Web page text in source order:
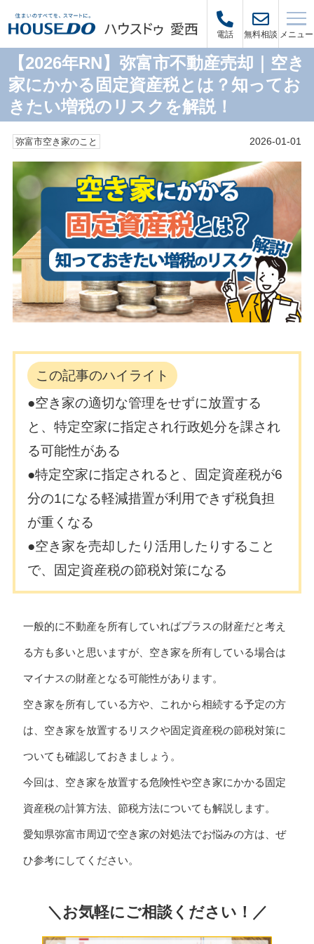
電話 無料相談 メニュー
【2026年RN】弥富市不動産売却｜空き
家にかかる固定資産税とは？知ってお
きたい増税のリスクを解説！
弥富市空き家のこと 2026-01-01
この記事のハイライト
●空き家の適切な管理をせずに放置する
と、特定空家に指定され行政処分を課され
る可能性がある
●特定空家に指定されると、固定資産税が6
分の1になる軽減措置が利用できず税負担
が重くなる
●空き家を売却したり活用したりすること
で、固定資産税の節税対策になる
一般的に不動産を所有していればプラスの財産だと考え
る方も多いと思いますが、空き家を所有している場合は
マイナスの財産となる可能性があります。
空き家を所有している方や、これから相続する予定の方
は、空き家を放置するリスクや固定資産税の節税対策に
ついても確認しておきましょう。
今回は、空き家を放置する危険性や空き家にかかる固定
資産税の計算方法、節税方法についても解説します。
愛知県弥富市周辺で空き家の対処法でお悩みの方は、ぜ
ひ参考にしてください。
＼お気軽にご相談ください！／